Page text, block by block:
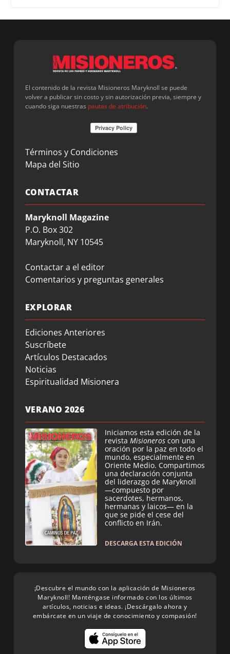
El contenido de la revista Misioneros Maryknoll se puede
volver a publicar sin costo y sin autorización previa, siempre y
cuando siga nuestras pautas de atribución.
Términos y Condiciones
Mapa del Sitio
CONTACTAR
Maryknoll Magazine
P.O. Box 302
Maryknoll, NY 10545
Contactar a el editor
Comentarios y preguntas generales
EXPLORAR
Ediciones Anteriores
Suscríbete
Artículos Destacados
Noticias
Espiritualidad Misionera
VERANO 2026
Iniciamos esta edición de la
revista Misioneros con una
oración por la paz en todo el
mundo, especialmente en
Oriente Medio. Compartimos
una declaración conjunta
del liderazgo de Maryknoll
—compuesto por
sacerdotes, hermanos,
hermanas y laicos— en la
que se pide el cese del
conflicto en Irán.
DESCARGA ESTA EDICIÓN
¡Descubre el mundo con la aplicación de Misioneros
Maryknoll! Manténgase informado con los últimos
artículos, noticias e ideas. ¡Descárgalo ahora y
embárcate en un viaje de conocimiento y compasión!